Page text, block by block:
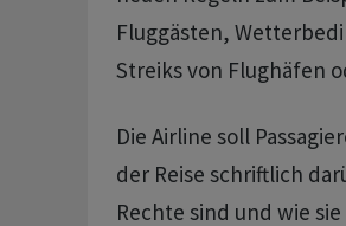
Fluggästen,
Streiks von Flughäfen
Die Airline soll
der Reise schriftlich
Rechte sind und wie